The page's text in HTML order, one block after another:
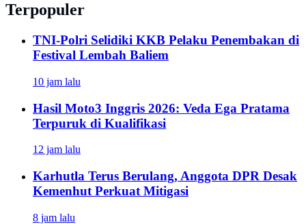
Terpopuler
TNI-Polri Selidiki KKB Pelaku Penembakan di
Festival Lembah Baliem
10 jam lalu
Hasil Moto3 Inggris 2026: Veda Ega Pratama
Terpuruk di Kualifikasi
12 jam lalu
Karhutla Terus Berulang, Anggota DPR Desak
Kemenhut Perkuat Mitigasi
8 jam lalu